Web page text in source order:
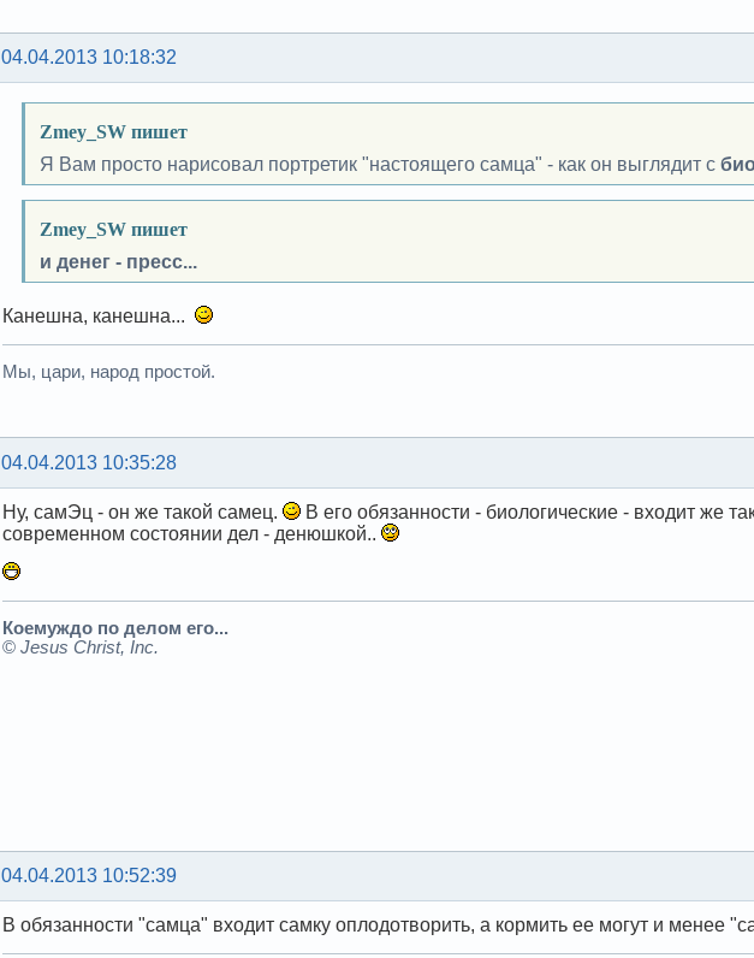
04.04.2013 10:18:32
Zmey_SW пишет
Я Вам просто нарисовал портретик "настоящего самца" - как он выглядит с
Zmey_SW пишет
и денег - пресс...
Канешна, канешна...
Мы, цари, народ простой.
04.04.2013 10:35:28
Ну, самЭц - он же такой самец.
В его обязанности - биологические - входит же
современном состоянии дел - денюшкой..
Коемуждо по делом его...
©Jesus Christ, Inc.
04.04.2013 10:52:39
В обязанности "самца" входит самку оплодотворить, а кормить ее могут и менее